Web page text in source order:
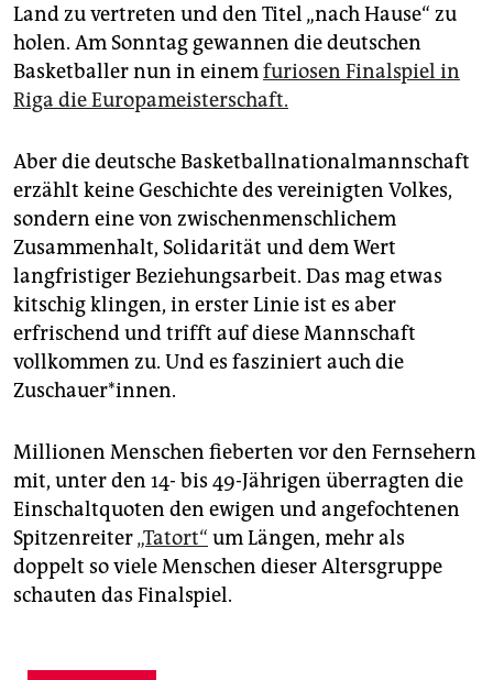
Land zu vertreten und den Titel „nach Hause“ zu
holen. Am Sonntag gewannen die deutschen
Basketballer nun in einemfuriosen Finalspiel in
Riga die Europameisterschaft.
Aber die deutsche Basketballnationalmannschaft
erzählt keine Geschichte des vereinigten Volkes,
sondern eine von zwischenmenschlichem
Zusammenhalt, Solidarität und dem Wert
langfristiger Beziehungsarbeit. Das mag etwas
kitschig klingen, in erster Linie ist es aber
erfrischend und trifft auf diese Mannschaft
vollkommen zu. Und es fasziniert auch die
Zuschauer*innen.
Millionen Menschen fieberten vor den Fernsehern
mit, unter den 14- bis 49-Jährigen überragten die
Einschaltquoten den ewigen und angefochtenen
Spitzenreiter„Tatort“ um Längen, mehr als
doppelt so viele Menschen dieser Altersgruppe
schauten das Finalspiel.